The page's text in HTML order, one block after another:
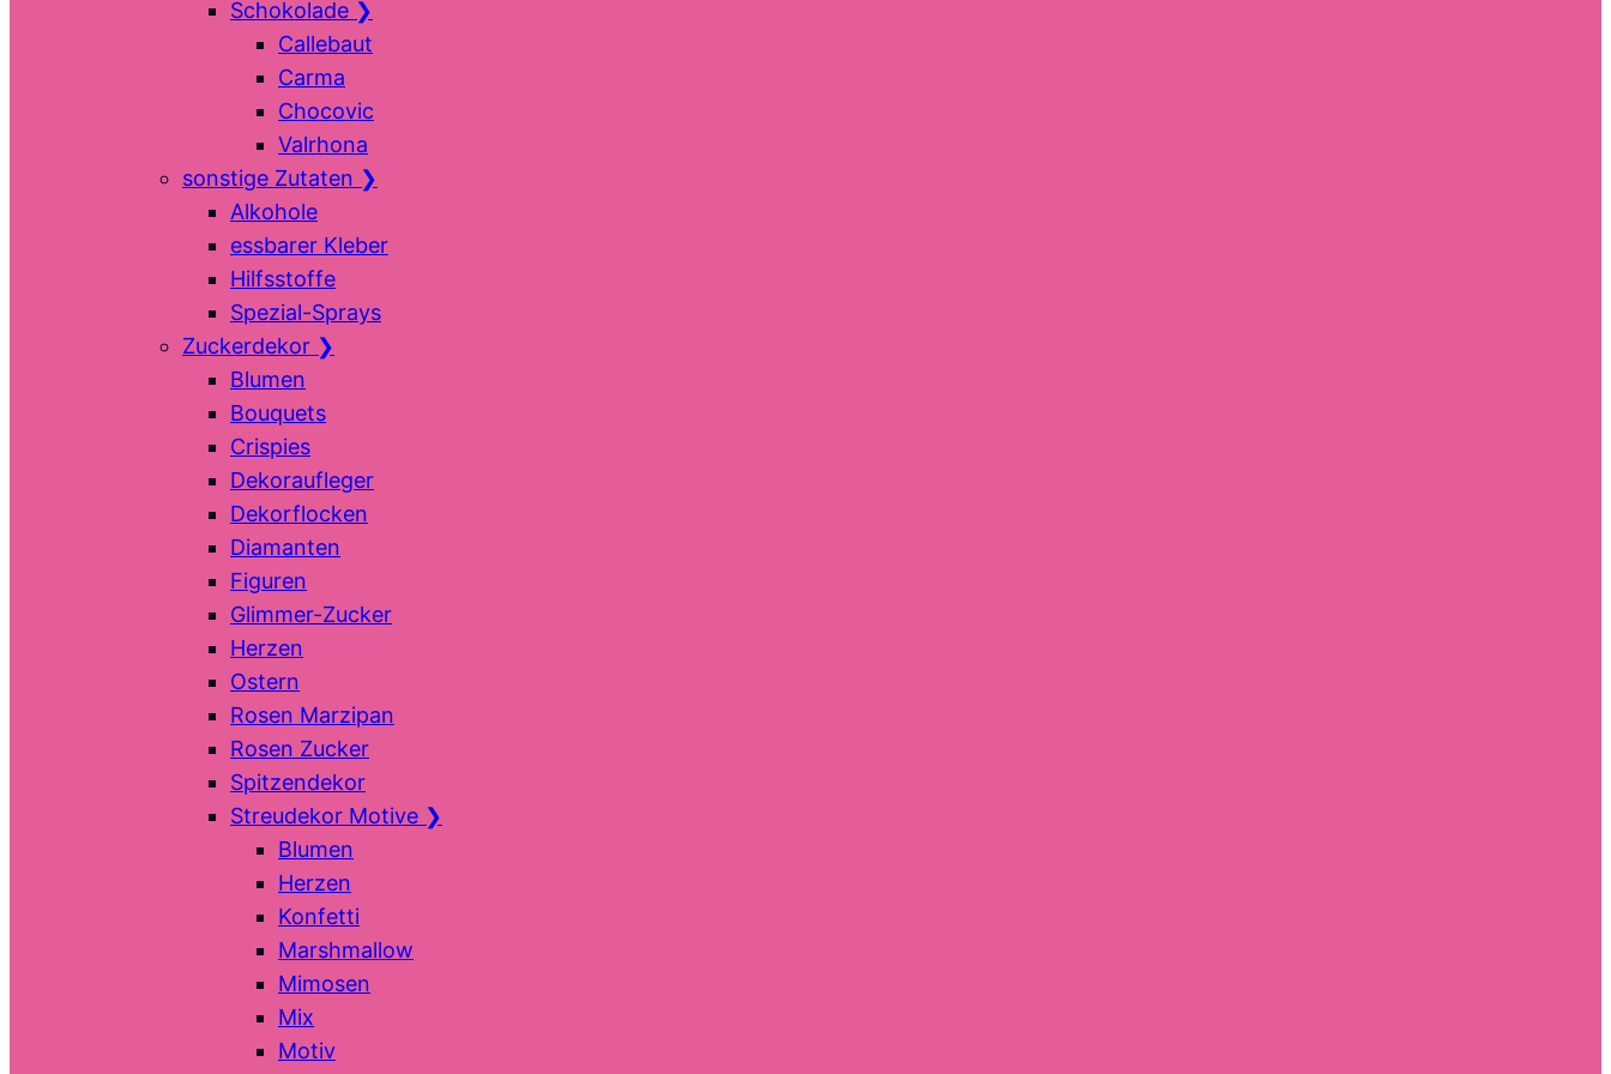
Schokolade ❯
Callebaut
Carma
Chocovic
Valrhona
sonstige Zutaten ❯
Alkohole
essbarer Kleber
Hilfsstoffe
Spezial-Sprays
Zuckerdekor ❯
Blumen
Bouquets
Crispies
Dekoraufleger
Dekorflocken
Diamanten
Figuren
Glimmer-Zucker
Herzen
Ostern
Rosen Marzipan
Rosen Zucker
Spitzendekor
Streudekor Motive ❯
Blumen
Herzen
Konfetti
Marshmallow
Mimosen
Mix
Motiv